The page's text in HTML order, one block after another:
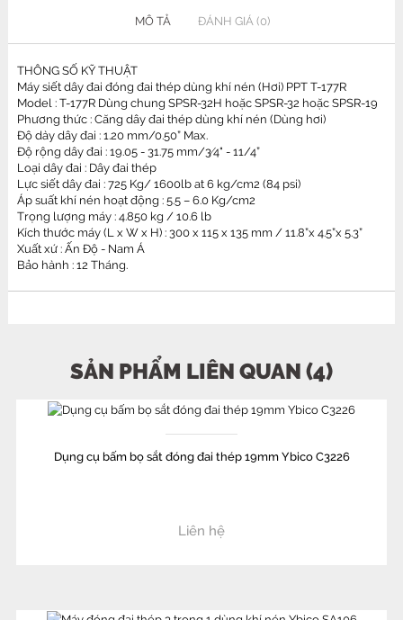
MÔ TẢ ĐÁNH GIÁ (0)
THÔNG SỐ KỸ THUẬT
Máy siết dây đai đóng đai thép dùng khí nén (Hơi) PPT T-177R
Model : T-177R Dùng chung SPSR-32H hoặcSPSR-32 hoặcSPSR-19
Phương thức : Căng dây đai thép dùng khí nén (Dùng hơi)
Độ dày dây đai : 1.20 mm/0.50” Max.
Độ rộng dây đai : 19.05 - 31.75 mm/3⁄4" - 11/4”
Loại dây đai : Dây đai thép
Lực siết dây đai : 725 Kg/ 1600lb at 6 kg/cm2 (84 psi)
Áp suất khí nén hoạt động : 5.5 – 6.0 Kg/cm2
Trọng lượng máy : 4.850 kg / 10.6 lb
Kích thước máy (L x W x H) : 300 x 115 x 135 mm / 11.8”x 4.5”x 5.3”
Xuất xứ : Ấn Độ - Nam Á
Bảo hành : 12 Tháng.
SẢN PHẨM LIÊN QUAN (4)
Dụng cụ bấm bọ sắt đóng đai thép 19mm Ybico C3226
Liên hệ